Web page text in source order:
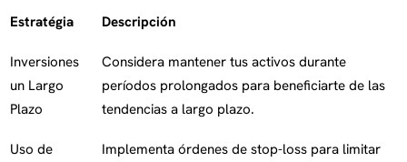
Estratégia Descripción
Inversiones
un Largo
Plazo
Considera mantener tus activos durante
períodos prolongados para beneficiarte de las
tendencias a largo plazo.
Uso de
Implementa órdenes de stop-loss para limitar